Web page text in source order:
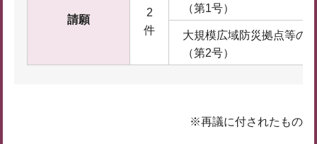
請願
2
件
（第1号）
大規模広域防災拠点等の
（第2号）
※再議に付されたもの